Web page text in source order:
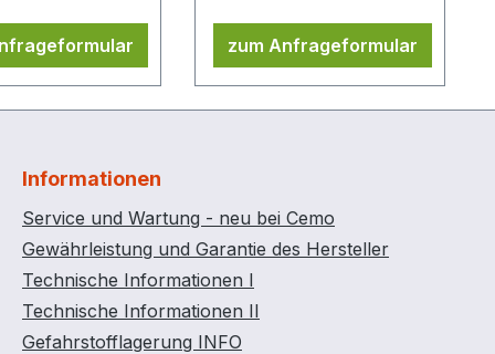
zum Anfrageformular
Informationen
Service und Wartung - neu bei Cemo
Gewährleistung und Garantie des Hersteller
Technische Informationen I
Technische Informationen II
Gefahrstofflagerung INFO